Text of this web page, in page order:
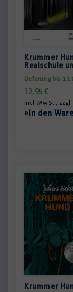
Krummer
Realschule
Lieferung bis
12,95€
inkl. MwSt., zzgl.
»In den
Krummer